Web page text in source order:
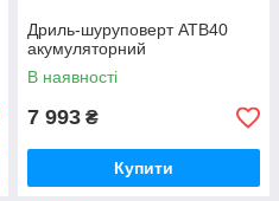
Дриль-шуруповерт ATB40
акумуляторний
В наявності
7 993 ₴
Купити